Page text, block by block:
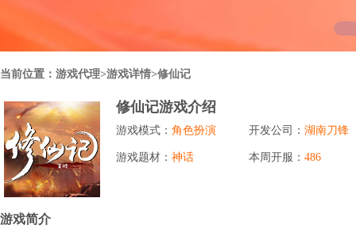
聚合盒子PC端
全新UI上线，引流新利器
当前位置： 游戏代理>游戏详情>修仙记
修仙记游戏介绍
游戏模式： 角色扮演 开发公司： 湖南刀锋
游戏题材： 神话 本周开服： 486
游戏简介